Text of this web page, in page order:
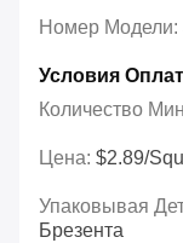
Номер Модели:
Условия
Количество
Цена: $2.89/
Упаковывая
Брезента